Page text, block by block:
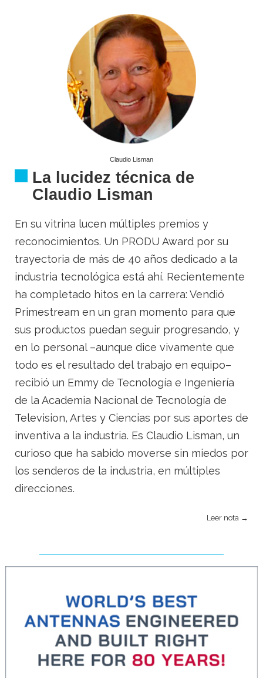
Claudio Lisman
La lucidez técnica de
Claudio Lisman
En su vitrina lucen múltiples premios y
reconocimientos. Un PRODU Award por su
trayectoria de más de 40 años dedicado a la
industria tecnológica está ahí. Recientemente
ha completado hitos en la carrera: Vendió
Primestream en un gran momento para que
sus productos puedan seguir progresando, y
en lo personal –aunque dice vivamente que
todo es el resultado del trabajo en equipo–
recibió un Emmy de Tecnología e Ingeniería
de la Academia Nacional de Tecnología de
Television, Artes y Ciencias por sus aportes de
inventiva a la industria. Es Claudio Lisman, un
curioso que ha sabido moverse sin miedos por
los senderos de la industria, en múltiples
direcciones.
Leer nota →